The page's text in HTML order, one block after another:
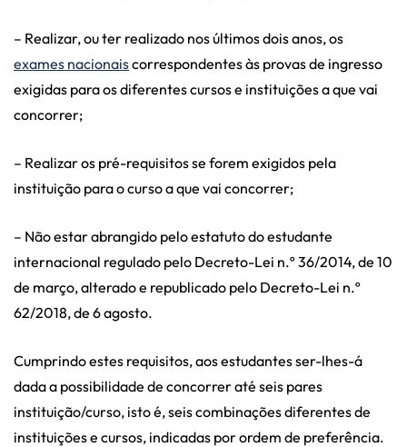
– Realizar, ou ter realizado nos últimos dois anos, os
exames nacionaiscorrespondentes às provas de ingresso
exigidas para os diferentes cursos e instituições a que vai
concorrer;
– Realizar os pré-requisitos se forem exigidos pela
instituição para o curso a que vai concorrer;
– Não estar abrangido pelo estatuto do estudante
internacional regulado pelo Decreto-Lei n.º 36/2014, de 10
de março, alterado e republicado pelo Decreto-Lei n.º
62/2018, de 6 agosto.
Cumprindo estes requisitos, aos estudantes ser-lhes-á
dada a possibilidade de concorrer até seis pares
instituição/curso, isto é, seis combinações diferentes de
instituições e cursos, indicadas por ordem de preferência.